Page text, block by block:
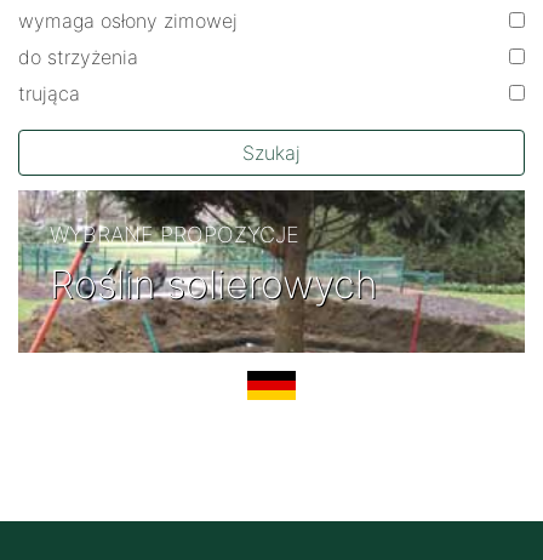
wymaga osłony zimowej
do strzyżenia
trująca
Szukaj
WYBRANE PROPOZYCJE
Roślin solierowych